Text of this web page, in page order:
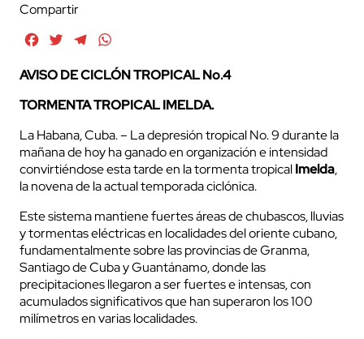
Compartir
FacebookTwitterTelegram
AVISO DE CICLÓN TROPICAL No.4
TORMENTA TROPICAL IMELDA.
La Habana, Cuba. – La depresión tropical No. 9 durante la
mañana de hoy ha ganado en organización e intensidad
convirtiéndose esta tarde en la tormenta tropicalImelda,
la novena de la actual temporada ciclónica.
Este sistema mantiene fuertes áreas de chubascos, lluvias
y tormentas eléctricas en localidades del oriente cubano,
fundamentalmente sobre las provincias de Granma,
Santiago de Cuba y Guantánamo, donde las
precipitaciones llegaron a ser fuertes e intensas, con
acumulados significativos que han superaron los 100
milímetros en varias localidades.